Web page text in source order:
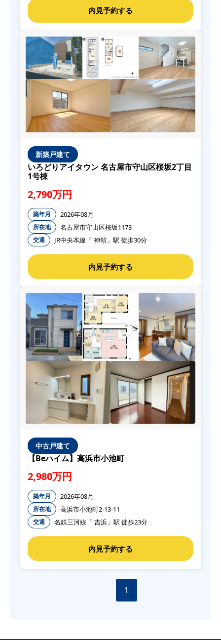
新築戸建て
いろどりアイタウン 名古屋市守山区桜坂2丁目
1号棟
2,790万円
築年月 2026年08月
所在地 名古屋市守山区桜坂1173
交通 JR中央本線「 神領」駅 徒歩30分
中古戸建て
【Beハイム】高浜市小池町
2,980万円
築年月 2026年08月
所在地 高浜市小池町2-13-11
交通 名鉄三河線「 吉浜」駅 徒歩23分
1